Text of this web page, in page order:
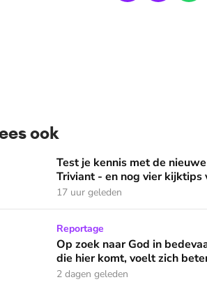
koffie bij de stacaravan'
niet met het vingertje wijzen’
ook
je kennis met de nieuwe spelshow
Test je kennis met de
Triviant - en nog vier kijktips
17 uur geleden
zoek naar God in bedevaartsoord
Reportage
Op zoek naar God in
die hier komt, voelt zich
2 dagen geleden